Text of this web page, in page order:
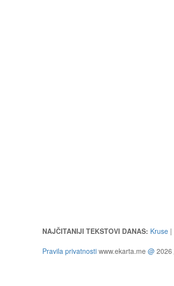
NAJČITANIJI TEKSTOVI DANAS: Kruse |
Pravila privatnosti www.ekarta.me @ 2026